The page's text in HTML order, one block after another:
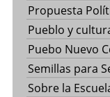
Propuesta
Pueblo y
Puebo Nuevo
Semillas para
Sobre la